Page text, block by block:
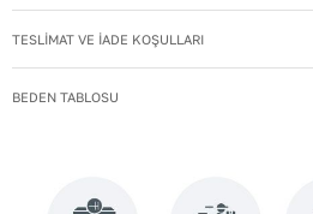
uzak tutun.
Deri ayakkabılarınızı
bekleyin.
TESLİMAT VE İADE KOŞULLARI
BEDEN TABLOSU